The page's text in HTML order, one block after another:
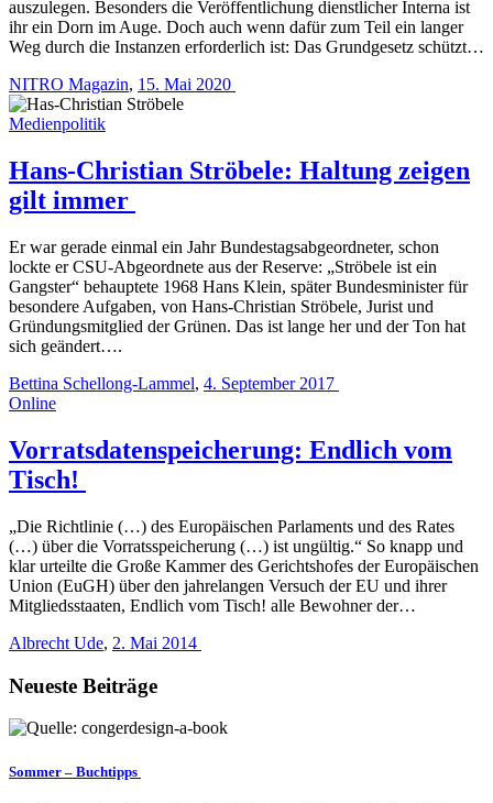
auszulegen. Besonders die Veröffentlichung dienstlicher Interna ist
ihr ein Dorn im Auge. Doch auch wenn dafür zum Teil ein langer
Weg durch die Instanzen erforderlich ist: Das Grundgesetz schützt…
NITRO Magazin, 15. Mai 2020
Medienpolitik
Hans-Christian Ströbele: Haltung zeigen
gilt immer
Er war gerade einmal ein Jahr Bundestagsabgeordneter, schon
lockte er CSU-Abgeordnete aus der Reserve: „Ströbele ist ein
Gangster“ behauptete 1968 Hans Klein, später Bundesminister für
besondere Aufgaben, von Hans-Christian Ströbele, Jurist und
Gründungsmitglied der Grünen. Das ist lange her und der Ton hat
sich geändert….
Bettina Schellong-Lammel, 4. September 2017
Online
Vorratsdatenspeicherung: Endlich vom
Tisch!
„Die Richtlinie (…) des Europäischen Parlaments und des Rates
(…) über die Vorratsspeicherung (…) ist ungültig.“ So knapp und
klar urteilte die Große Kammer des Gerichtshofes der Europäischen
Union (EuGH) über den jahrelangen Versuch der EU und ihrer
Mitgliedsstaaten, Endlich vom Tisch! alle Bewohner der…
Albrecht Ude, 2. Mai 2014
Neueste Beiträge
Sommer – Buchtipps